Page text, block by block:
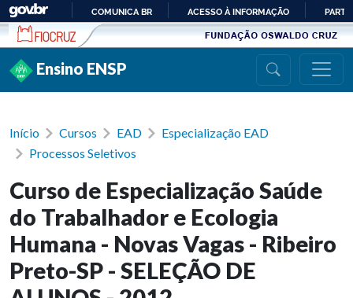
Ir para conteúdo
PARA
COMUNICA BR ACESSO À INFORMAÇÃO
Ensino ENSP
Início Cursos EAD
Especialização EAD
Processos Seletivos
Curso de Especialização Saúde
do Trabalhador e Ecologia
Humana - Novas Vagas - Ribeiro
Preto-SP - SELEÇÃO DE